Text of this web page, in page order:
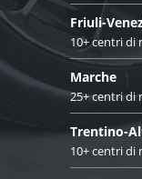
Friuli-
10+ centri di
Marche
25+ centri di
Trentino-
10+ centri di